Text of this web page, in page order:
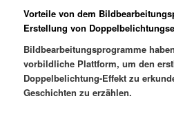
Vorteile von dem
Erstellung von
Bildbearbeitungsprogramme
vorbildliche Plattform, um den
Doppelbelichtung-Effekt zu
Geschichten zu erzählen.